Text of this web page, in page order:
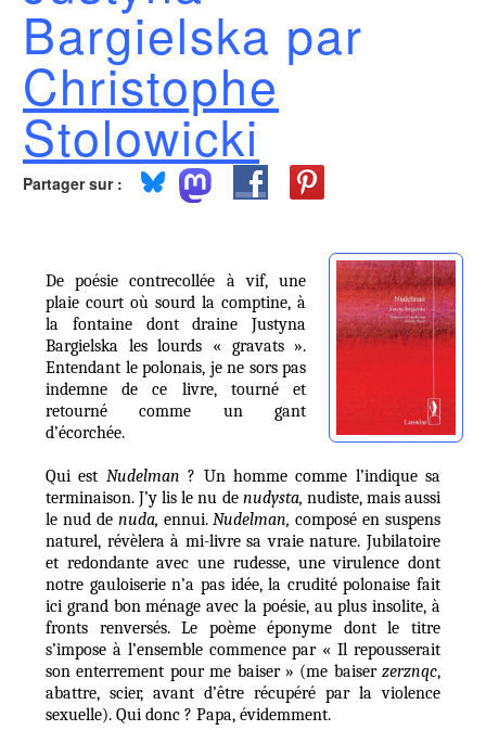
Bargielska par
Christophe
Stolowicki
Partager sur :
De poésie contrecollée à vif, une
plaie court où sourd la comptine, à
la fontaine dont draine Justyna
Bargielska les lourds « gravats ».
Entendant le polonais, je ne sors pas
indemne de ce livre, tourné et
retourné comme un gant
d’écorchée.
Qui est Nudelman? Un homme comme l’indique sa
terminaison. J’y lis le nu de nudysta, nudiste, mais aussi
le nud de nuda, ennui.Nudelman,composé en suspens
naturel, révèlera à mi-livre sa vraie nature. Jubilatoire
et redondante avec une rudesse, une virulence dont
notre gauloiserie n’a pas idée, la crudité polonaise fait
ici grand bon ménage avec la poésie, au plus insolite, à
fronts renversés. Le poème éponyme dont le titre
s’impose à l’ensemble commence par « Il repousserait
son enterrement pour me baiser » (me baiser zerznqc,
abattre, scier, avant d’être récupéré par la violence
sexuelle). Qui donc ? Papa, évidemment.